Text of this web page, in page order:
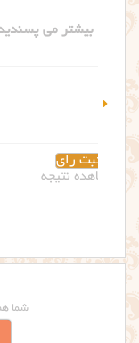
شما